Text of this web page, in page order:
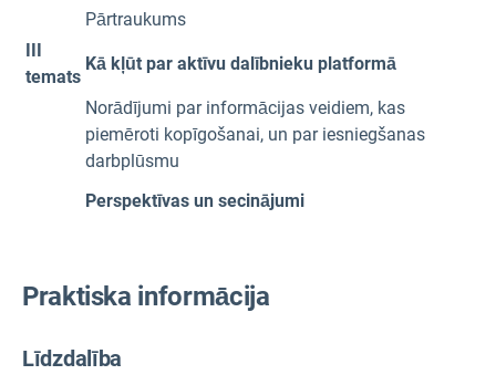
Pārtraukums
III
temats
Kā kļūt par aktīvu dalībnieku platformā
Norādījumi par informācijas veidiem, kas
piemēroti kopīgošanai, un par iesniegšanas
darbplūsmu
Perspektīvas un secinājumi
Praktiska informācija
Līdzdalība